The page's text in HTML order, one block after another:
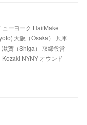
ューヨーク HairMake
大阪（Osaka） 兵庫
滋賀（Shiga） 取締役営
NYNY オウンド